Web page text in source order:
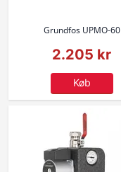
Grundfos UPMO-60
2.205 kr
Køb